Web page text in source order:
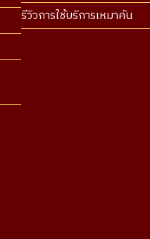
รีวิวการใช้บริการเหมาคัน